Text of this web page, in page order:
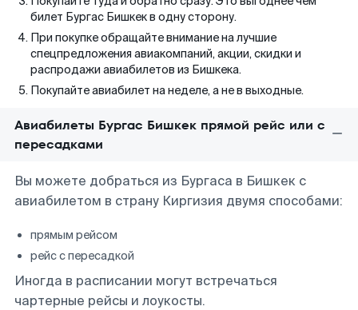
билет Бургас Бишкек в одну сторону.
При покупке обращайте внимание на лучшие
спецпредложения авиакомпаний, акции, скидки и
распродажи авиабилетов из Бишкека.
Покупайте авиабилет на неделе, а не в выходные.
Авиабилеты Бургас Бишкек прямой рейс или с
пересадками
Вы можете добраться из Бургаса в Бишкек с
авиабилетом в страну Киргизия двумя способами:
прямым рейсом
рейс с пересадкой
Иногда в расписании могут встречаться
чартерные рейсы и лоукосты.